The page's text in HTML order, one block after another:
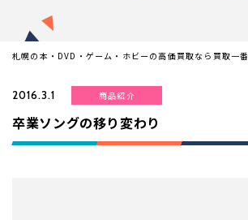
札幌の本・DVD・ゲーム・ホビーの高価買取なら買取一番
2016.3.1 商品紹介
卒業ソングの移り変わり